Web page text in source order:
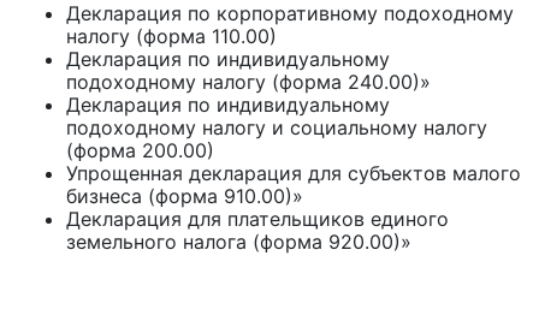
Декларация по корпоративному подоходному
налогу (форма 110.00)
Декларация по индивидуальному
подоходному налогу (форма 240.00)»
Декларация по индивидуальному
подоходному налогу и социальному налогу
(форма 200.00)
Упрощенная декларация для субъектов малого
бизнеса (форма 910.00)»
Декларация для плательщиков единого
земельного налога (форма 920.00)»